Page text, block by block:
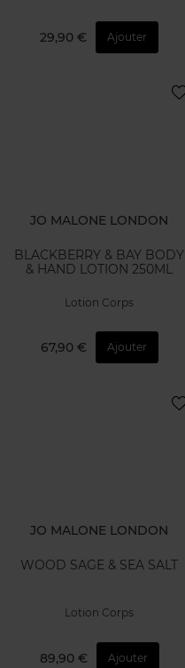
29,90 € Ajouter
JO MALONE LONDON
BLACKBERRY & BAY BODY
& HAND LOTION 250ML
Lotion Corps
67,90 € Ajouter
JO MALONE LONDON
WOOD SAGE & SEA SALT
Lotion Corps
89,90 € Ajouter